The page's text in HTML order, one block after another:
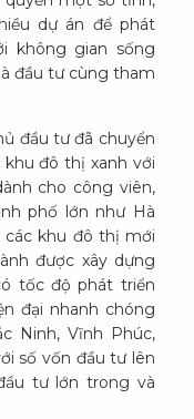
dự án để phát
không gian sống
đầu tư cùng tham
đầu tư đã chuyển
đô thị xanh với
cho công viên,
phố lớn như Hà
các khu đô thị mới
được xây dựng
tốc độ phát triển
đại nhanh chóng
Ninh, Vĩnh Phúc,
số vốn đầu tư lên
tư lớn trong và